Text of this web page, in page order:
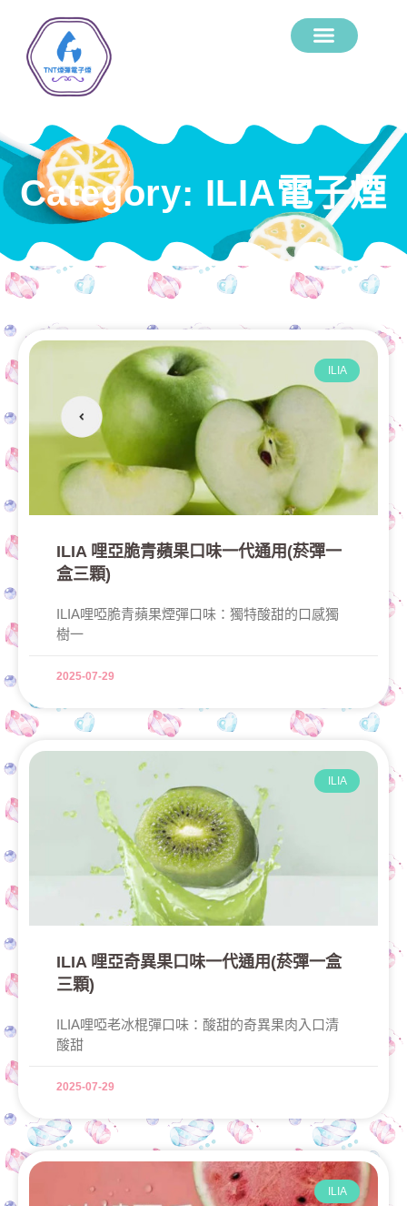
Category: ILIA電子煙
ILIA
ILIA 哩亞脆青蘋果口味一代通用(菸彈一
盒三顆)
ILIA哩啞脆青蘋果煙彈口味：獨特酸甜的口感獨
樹一
2025-07-29
ILIA
ILIA 哩亞奇異果口味一代通用(菸彈一盒
三顆)
ILIA哩啞老冰棍彈口味：酸甜的奇異果肉入口清
酸甜
2025-07-29
ILIA